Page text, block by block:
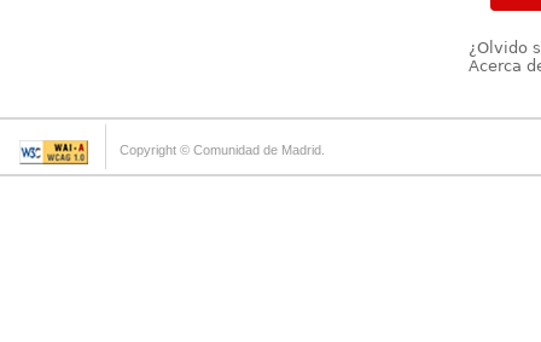
¿Olvido
Acerca
Copyright © Comunidad de Madrid.